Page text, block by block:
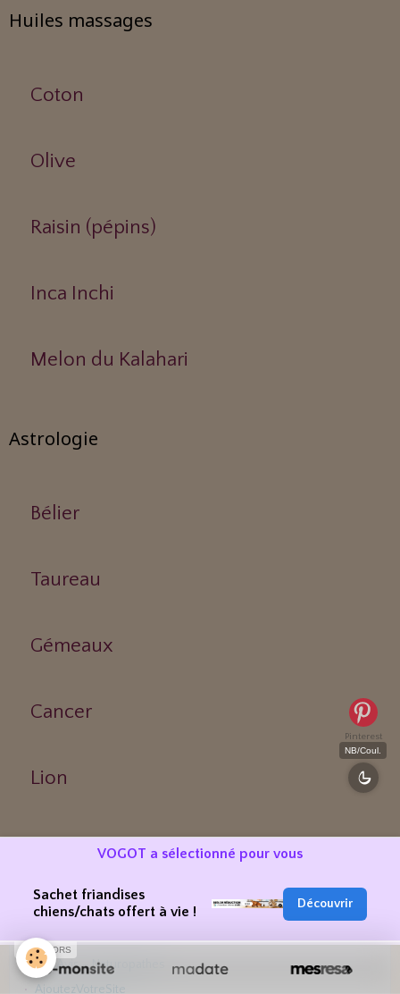
Huiles massages
Coton
Olive
Raisin (pépins)
Inca Inchi
Melon du Kalahari
Astrologie
Bélier
Taureau
Gémeaux
Cancer
Lion
RÉFÉRENCEMENT & PRÉSENCE WEB
VOGOT est présent dans des annuaires fiables, sélectionnés pour
leur qualité et leur cohérence :
Maxannu – Bien-être
NosAvis – Naturopathes
AjoutezVotreSite
Pinterest
NB/Coul.
VOGOT a sélectionné pour vous
Sachet friandises
chiens/chats offert à vie !
Découvrir
SPONSORS